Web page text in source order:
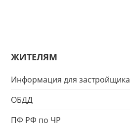
ЖИТЕЛЯМ
Информация для застройщика
ОБДД
ПФ РФ по ЧР